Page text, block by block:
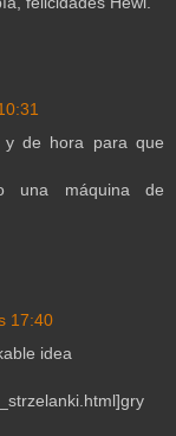
y de hora para que
una máquina de
17:40
idea